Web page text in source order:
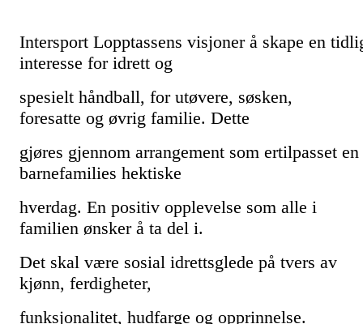
Intersport Lopptassens visjoner å skape en
interesse for idrett og
spesielt håndball, for utøvere, søsken,
foresatte og øvrig familie. Dette
gjøres gjennom arrangement som ertilpasset en
barnefamilies hektiske
hverdag. En positiv opplevelse som alle i
familien ønsker å ta del i.
Det skal være sosial idrettsglede på tvers av
kjønn, ferdigheter,
funksjonalitet, hudfarge og opprinnelse.